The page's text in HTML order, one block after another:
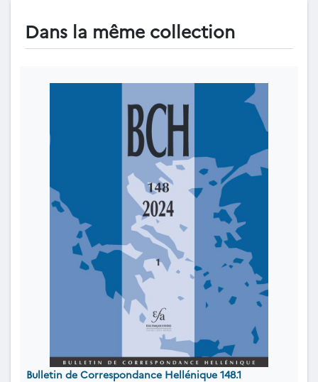
Dans la même collection
Bulletin de Correspondance Hellénique 148.1